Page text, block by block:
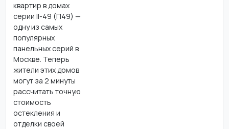
квартир в домах
серии II-49 (П49) —
одну из самых
популярных
панельных серий в
Москве. Теперь
жители этих домов
могут за 2 минуты
рассчитать точную
стоимость
остекления и
отделки своей